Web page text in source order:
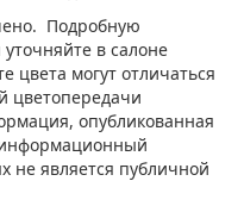
Подробную
в салоне
цвета могут отличаться
цветопередачи
опубликованная
не является публичной